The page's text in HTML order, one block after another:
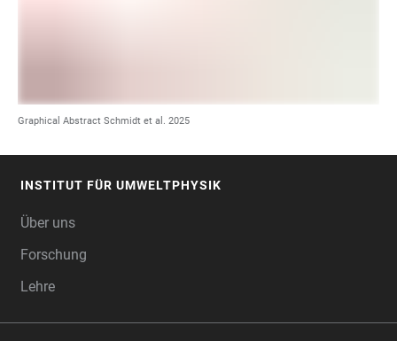
Graphical Abstract Schmidt et al. 2025
INSTITUT FÜR UMWELTPHYSIK
Über uns
Forschung
Lehre